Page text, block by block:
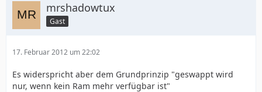
mrshadowtux
Gast
17. Februar 2012 um 22:02
Es widerspricht aber dem Grundprinzip "geswappt wird
nur, wenn kein Ram mehr verfügbar ist"